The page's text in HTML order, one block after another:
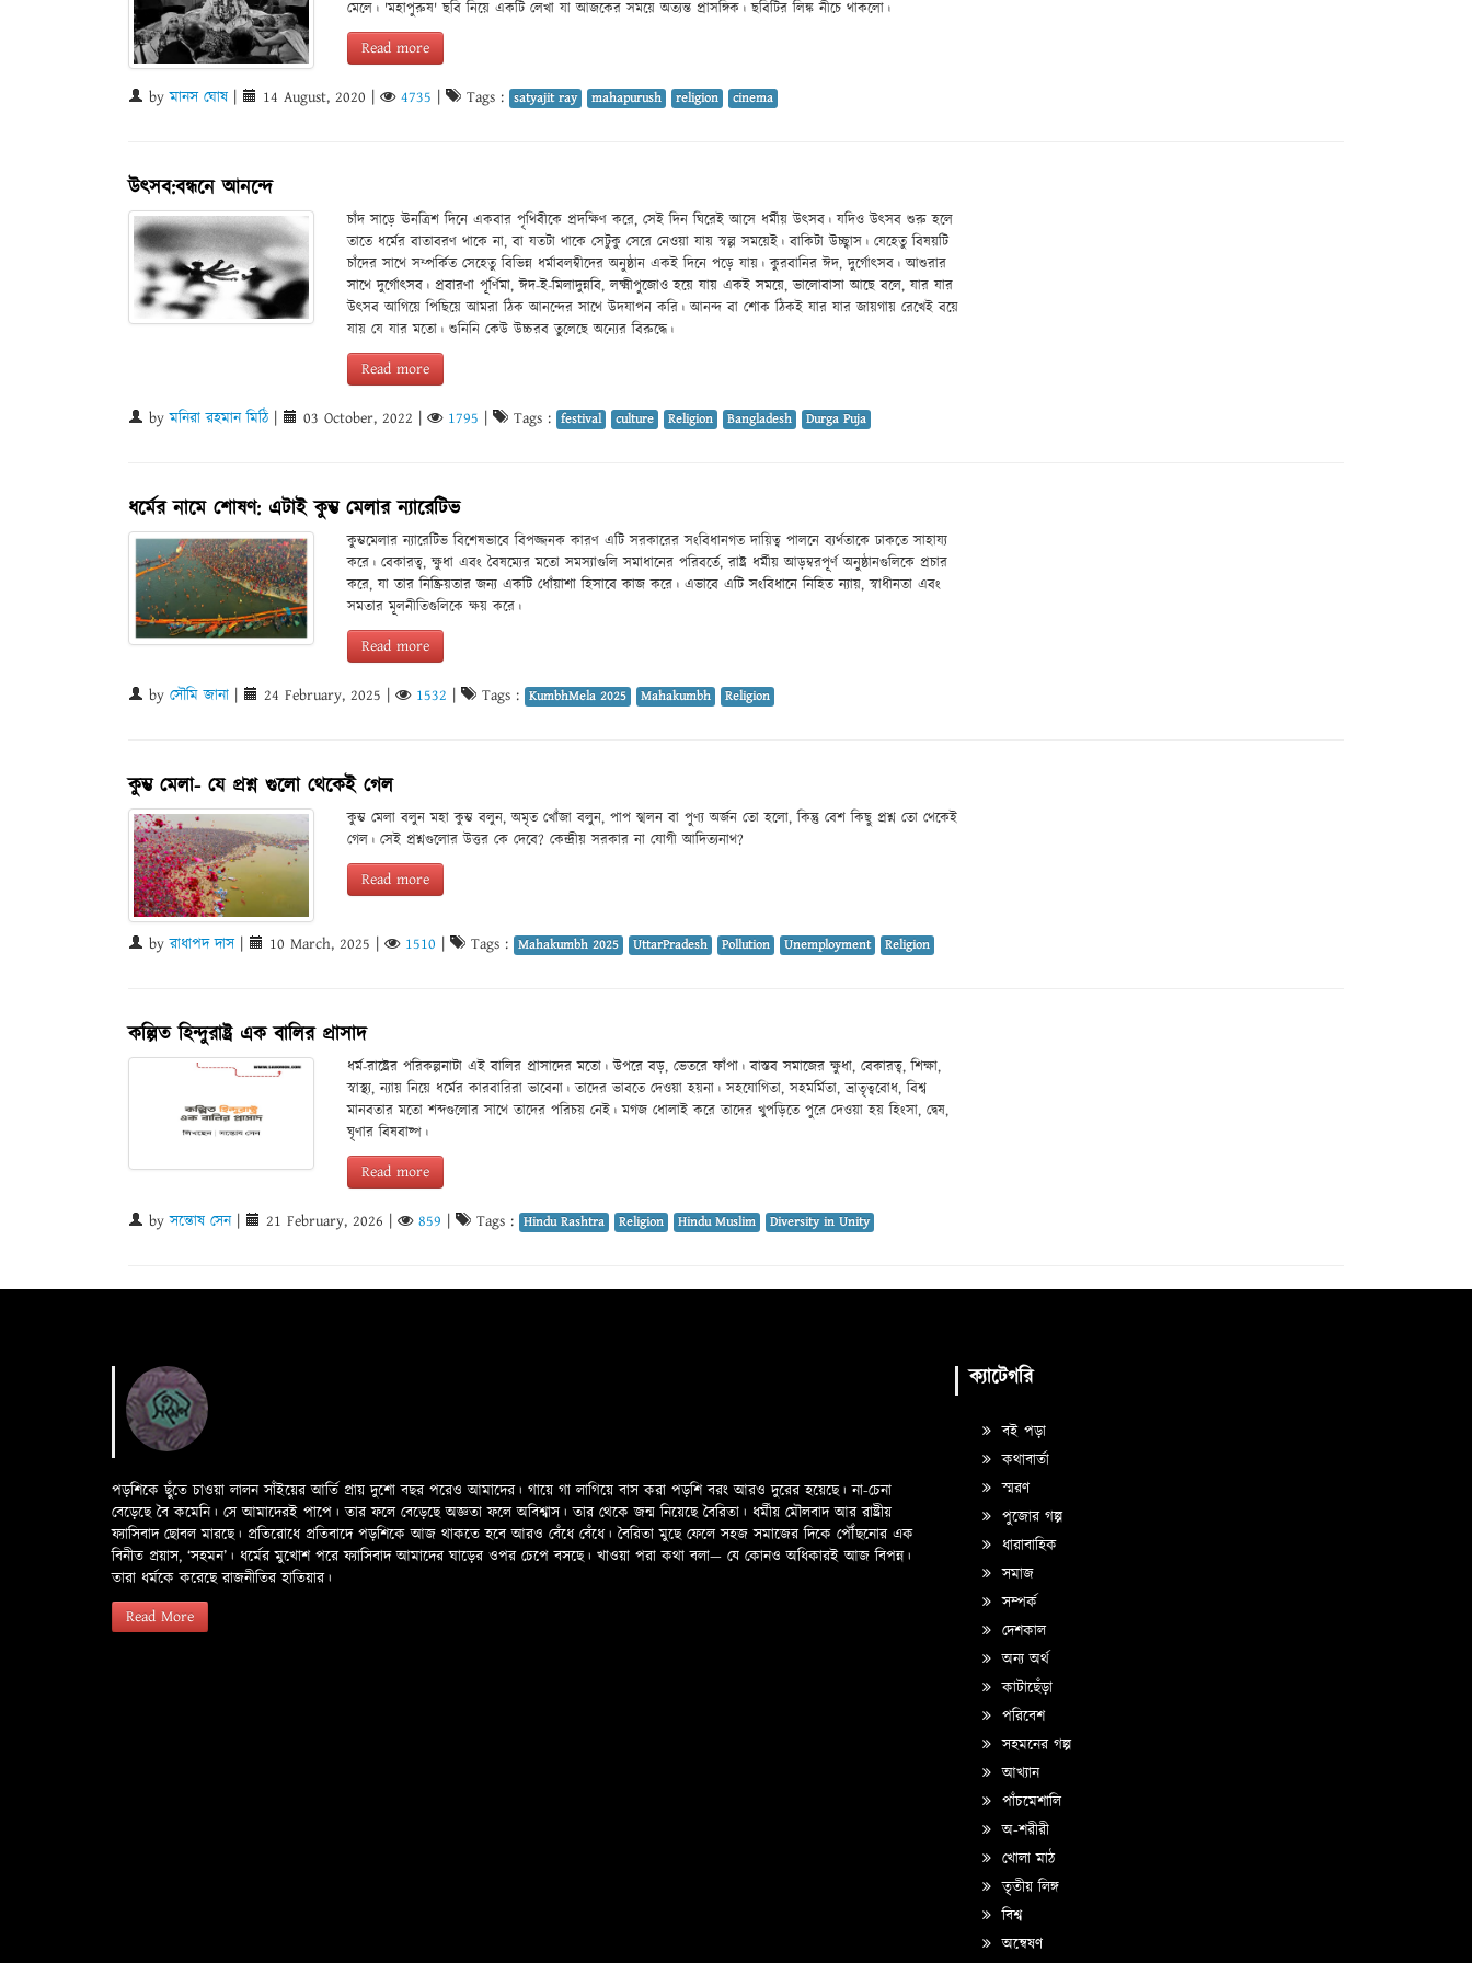
মেলে। 'মহাপুরুষ' ছবি নিয়ে একটি লেখা যা আজকের সময়ে অত্যন্ত প্রাসঙ্গিক। ছবিটির লিঙ্ক নীচে থাকলো।
Read more
byমানস ঘোষ 14 August, 2020 4735 Tags : satyajit ray mahapurush religion cinema
উৎসব:বন্ধনে আনন্দে
চাঁদ সাড়ে ঊনত্রিশ দিনে একবার পৃথিবীকে প্রদক্ষিণ করে, সেই দিন ঘিরেই আসে ধর্মীয় উৎসব। যদিও উৎসব শুরু হলে
তাতে ধর্মের বাতাবরণ থাকে না, বা যতটা থাকে সেটুকু সেরে নেওয়া যায় স্বল্প সময়েই। বাকিটা উচ্ছ্বাস। যেহেতু বিষয়টি
চাঁদের সাথে সম্পর্কিত সেহেতু বিভিন্ন ধর্মাবলম্বীদের অনুষ্ঠান একই দিনে পড়ে যায়। কুরবানির ঈদ, দুর্গোৎসব। আশুরার
সাথে দুর্গোৎসব। প্রবারণা পূর্ণিমা, ঈদ-ই-মিলাদুন্নবি, লক্ষ্মীপুজোও হয়ে যায় একই সময়ে, ভালোবাসা আছে বলে, যার যার
উৎসব আগিয়ে পিছিয়ে আমরা ঠিক আনন্দের সাথে উদযাপন করি। আনন্দ বা শোক ঠিকই যার যার জায়গায় রেখেই বয়ে
যায় যে যার মতো। শুনিনি কেউ উচ্চরব তুলেছে অন্যের বিরুদ্ধে।
Read more
byমনিরা রহমান মিঠি| 03 October, 2022 1795 Tags : festival culture Religion Bangladesh Durga Puja
ধর্মের নামে শোষণ: এটাই কুম্ভ মেলার ন্যারেটিভ
কুম্ভমেলার ন্যারেটিভ বিশেষভাবে বিপজ্জনক কারণ এটি সরকারের সংবিধানগত দায়িত্ব পালনে ব্যর্থতাকে ঢাকতে সাহায্য
করে। বেকারত্ব, ক্ষুধা এবং বৈষম্যের মতো সমস্যাগুলি সমাধানের পরিবর্তে, রাষ্ট্র ধর্মীয় আড়ম্বরপূর্ণ অনুষ্ঠানগুলিকে প্রচার
করে, যা তার নিষ্ক্রিয়তার জন্য একটি ধোঁয়াশা হিসাবে কাজ করে। এভাবে এটি সংবিধানে নিহিত ন্যায়, স্বাধীনতা এবং
সমতার মূলনীতিগুলিকে ক্ষয় করে।
Read more
by সৌমি জানা 24 February, 2025 1532 Tags : KumbhMela 2025 Mahakumbh Religion
কুম্ভ মেলা- যে প্রশ্ন গুলো থেকেই গেল
কুম্ভ মেলা বলুন মহা কুম্ভ বলুন, অমৃত খোঁজা বলুন, পাপ স্খলন বা পুণ্য অর্জন তো হলো, কিন্তু বেশ কিছু প্রশ্ন তো থেকেই
গেল। সেই প্রশ্নগুলোর উত্তর কে দেবে? কেন্দ্রীয় সরকার না যোগী আদিত্যনাথ?
Read more
byরাধাপদ দাস| 10 March, 2025 | 1510 | Tags : Mahakumbh 2025 UttarPradesh Pollution Unemployment Religion
কল্পিত হিন্দুরাষ্ট্র এক বালির প্রাসাদ
ধর্ম-রাষ্ট্রের পরিকল্পনাটা এই বালির প্রাসাদের মতো। উপরে বড়, ভেতরে ফাঁপা। বাস্তব সমাজের ক্ষুধা, বেকারত্ব, শিক্ষা,
স্বাস্থ্য, ন্যায় নিয়ে ধর্মের কারবারিরা ভাবেনা। তাদের ভাবতে দেওয়া হয়না। সহযোগিতা, সহমর্মিতা, ভ্রাতৃত্ববোধ, বিশ্ব
মানবতার মতো শব্দগুলোর সাথে তাদের পরিচয় নেই। মগজ ধোলাই করে তাদের খুপড়িতে পুরে দেওয়া হয় হিংসা, দ্বেষ,
ঘৃণার বিষবাষ্প।
Read more
byসন্তোষ সেন| 21 February, 2026 | 859 | Tags : Hindu Rashtra Religion Hindu Muslim Diversity in Unity
পড়শিকে ছুঁতে চাওয়া লালন সাঁইয়ের আর্তি প্রায় দুশো বছর পরেও আমাদের। গায়ে গা লাগিয়ে বাস করা পড়শি বরং আরও দুরের হয়েছে। না-চেনা
বেড়েছে বৈ কমেনি। সে আমাদেরই পাপে। তার ফলে বেড়েছে অজ্ঞতা ফলে অবিশ্বাস। তার থেকে জন্ম নিয়েছে বৈরিতা। ধর্মীয় মৌলবাদ আর রাষ্ট্রীয়
ফ্যাসিবাদ ছোবল মারছে। প্রতিরোধে প্রতিবাদে পড়শিকে আজ থাকতে হবে আরও বেঁধে বেঁধে। বৈরিতা মুছে ফেলে সহজ সমাজের দিকে পৌঁছনোর এক
বিনীত প্রয়াস, ‘সহমন’। ধর্মের মুখোশ পরে ফ্যাসিবাদ আমাদের ঘাড়ের ওপর চেপে বসছে। খাওয়া পরা কথা বলা—­­ যে কোনও অধিকারই আজ বিপন্ন।
তারা ধর্মকে করেছে রাজনীতির হাতিয়ার।
Read More
ক্যাটেগরি
বই পড়া
কথাবার্তা
স্মরণ
পুজোর গল্প
ধারাবাহিক
সমাজ
সম্পর্ক
দেশকাল
অন্য অর্থ
কাটাছেঁড়া
পরিবেশ
সহমনের গল্প
আখ্যান
পাঁচমেশালি
অ-শরীরী
খোলা মাঠ
তৃতীয় লিঙ্গ
বিশ্ব
অন্বেষণ